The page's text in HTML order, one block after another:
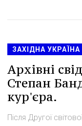
ЗАХІДНА УКРАЇНА
Архівні
Степан
кур'єра.
Після Другої